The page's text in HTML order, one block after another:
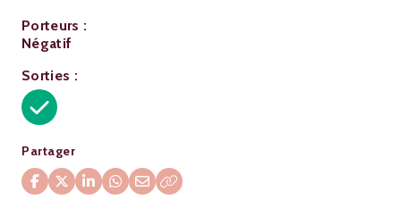
Porteurs :
Négatif
Sorties :
Partager